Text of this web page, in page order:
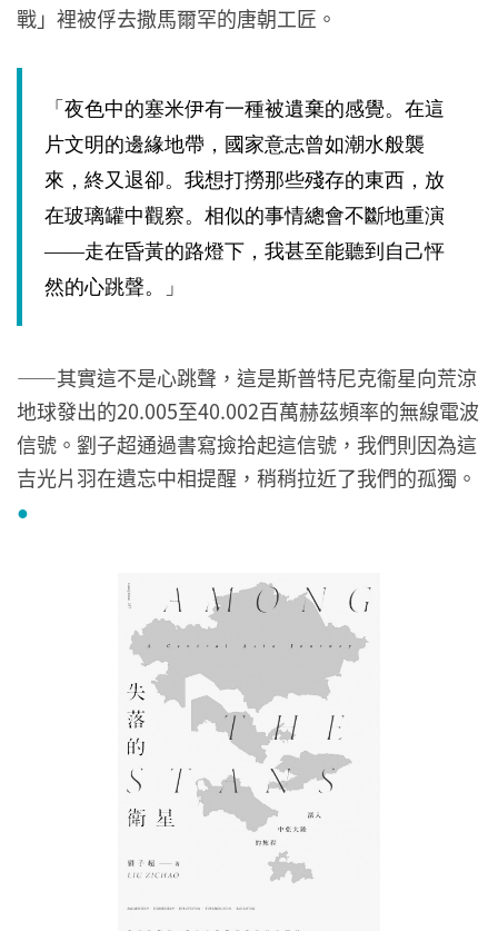
戰」裡被俘去撒馬爾罕的唐朝工匠。
「夜色中的塞米伊有一種被遺棄的感覺。在這
片文明的邊緣地帶，國家意志曾如潮水般襲
來，終又退卻。我想打撈那些殘存的東西，放
在玻璃罐中觀察。相似的事情總會不斷地重演
——走在昏黃的路燈下，我甚至能聽到自己怦
然的心跳聲。」
——其實這不是心跳聲，這是斯普特尼克衞星向荒涼
地球發出的20.005至40.002百萬赫茲頻率的無線電波
信號。劉子超通過書寫撿拾起這信號，我們則因為這
吉光片羽在遺忘中相提醒，稍稍拉近了我們的孤獨。
●